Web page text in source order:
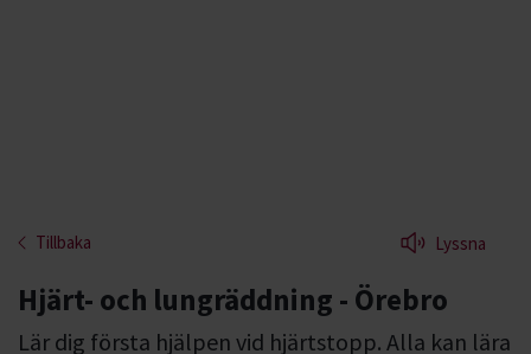
Tillbaka Lyssna
Hjärt- och lungräddning - Örebro
Lär dig första hjälpen vid hjärtstopp. Alla kan lära